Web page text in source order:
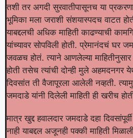
तशी तर अगदी सुरवातीपासूनच या
भूमिका मला जराशी संशयास्पदच वाटत
याबद्दलची अधिक माहिती काढण्याची
यांच्यावर सोपविली होती. प्रेमानंदचं घर
जवळच होतं. त्याने आणलेल्या माहितीनुसार
होती तसेच त्यांची दोन्ही मुले
दिवसांत ती वैजापूरला आलेली नव्हती.
जमदाडे यांनी दिलेली माहिती ही खरीच
मात्र खुद्द हवालदार जमदाडे दहा
नाही याबद्दल अजूनही पक्की माहिती